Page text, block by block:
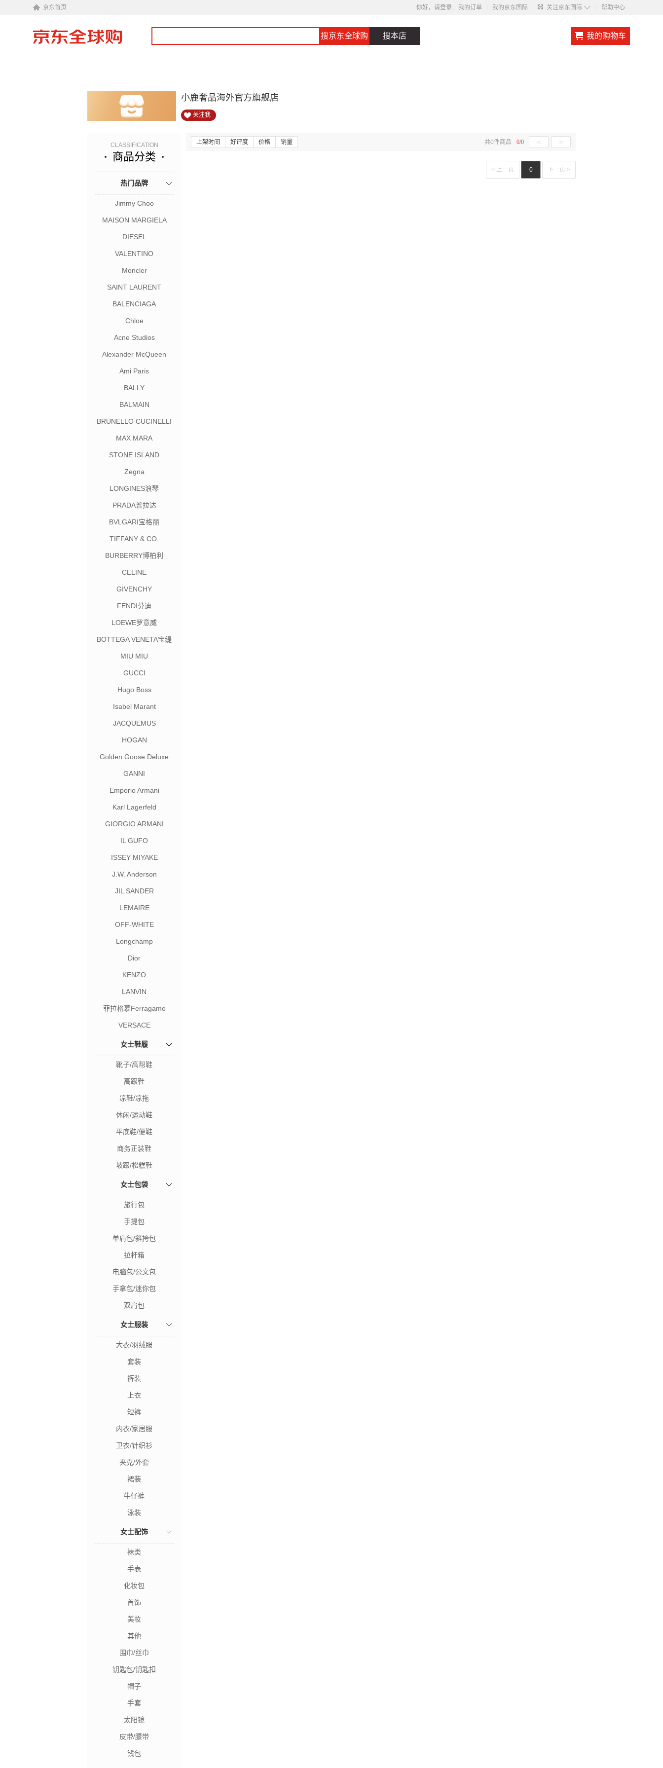
京东首页 你好，请登录 我的订单 我的京东国际 关注京东国际 ◇ 帮助中心
搜京东全球购 搜本店 我的购物车
小鹿奢品海外官方旗舰店
关注我
CLASSIFICATION
商品分类
热门品牌
Jimmy Choo
MAISON MARGIELA
DIESEL
VALENTINO
Moncler
SAINT LAURENT
BALENCIAGA
Chloe
Acne Studios
Alexander McQueen
Ami Paris
BALLY
BALMAIN
BRUNELLO CUCINELLI
MAX MARA
STONE ISLAND
Zegna
LONGINES浪琴
PRADA普拉达
BVLGARI宝格丽
TIFFANY & CO.
BURBERRY博柏利
CELINE
GIVENCHY
FENDI芬迪
LOEWE罗意威
BOTTEGA VENETA宝缇
MIU MIU
GUCCI
Hugo Boss
Isabel Marant
JACQUEMUS
HOGAN
Golden Goose Deluxe
GANNI
Emporio Armani
Karl Lagerfeld
GIORGIO ARMANI
IL GUFO
ISSEY MIYAKE
J.W. Anderson
JIL SANDER
LEMAIRE
OFF-WHITE
Longchamp
Dior
KENZO
LANVIN
菲拉格慕Ferragamo
VERSACE
女士鞋履
靴子/高帮鞋
高跟鞋
凉鞋/凉拖
休闲/运动鞋
平底鞋/便鞋
商务正装鞋
坡跟/松糕鞋
女士包袋
旅行包
手提包
单肩包/斜挎包
拉杆箱
电脑包/公文包
手拿包/迷你包
双肩包
女士服装
大衣/羽绒服
套装
裤装
上衣
短裤
内衣/家居服
卫衣/针织衫
夹克/外套
裙装
牛仔裤
泳装
女士配饰
袜类
手表
化妆包
首饰
美妆
其他
围巾/丝巾
钥匙包/钥匙扣
帽子
手套
太阳镜
皮带/腰带
钱包
上架时间 好评度 价格 销量 0/0 < >
共0件商品
< 上一页 0 下一页 >